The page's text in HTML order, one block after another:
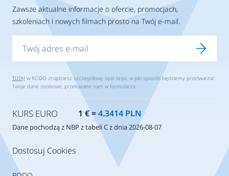
Dostosuj Cookies
Zawsze aktualne informacje o ofercie, promocjach,
szkoleniach i nowych filmach prosto na Twój e-mail.
TUTAJ w RODO znajdziesz szczegółowy opis tego, w jaki sposób będziemy przetwarzać
Twoje dane osobowe, przekazane nam w formularzu.
KURS EURO 1 € =4.3414 PLN
Dane pochodzą z NBP z tabeli C z dnia 2026-08-07